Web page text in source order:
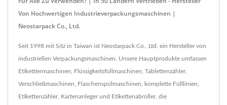
Von Hochwertigen Industrieverpackungsmaschinen |
Neostarpack Co., Ltd.
Seit 1998 mit Sitz in Taiwan ist Neostarpack Co., Ltd. ein Hersteller von
industriellen Verpackungsmaschinen. Unsere Hauptprodukte umfassen
Etikettiermaschinen, Flüssigkeitsfüllmaschinen, Tablettenzähler,
Verschließmaschinen, Flaschenspülmaschinen, komplette Fülllinien,
Etikettenzähler, Kartenanleger und Etikettenabroller, die